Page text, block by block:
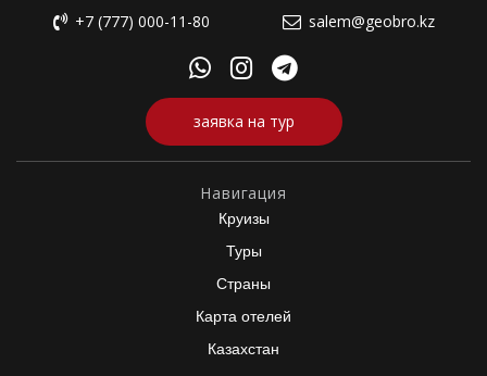
+7 (777) 000-11-80 salem@geobro.kz
заявка на тур
Навигация
Круизы
Туры
Страны
Карта отелей
Казахстан